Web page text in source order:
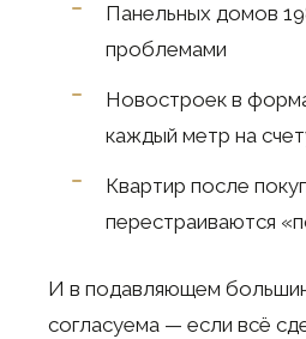
Панельных домов
проблемами
Новостроек в
каждый метр на
Квартир после
перестраиваются
И в подавляющем
согласуема — если всё